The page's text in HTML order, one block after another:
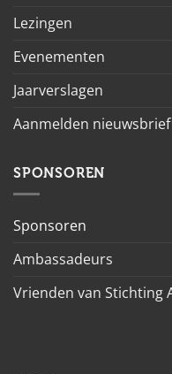
Lezingen
Evenementen
Jaarverslagen
Aanmelden nieuwsbrief
SPONSOREN
Sponsoren
Ambassadeurs
Vrienden van Stichting